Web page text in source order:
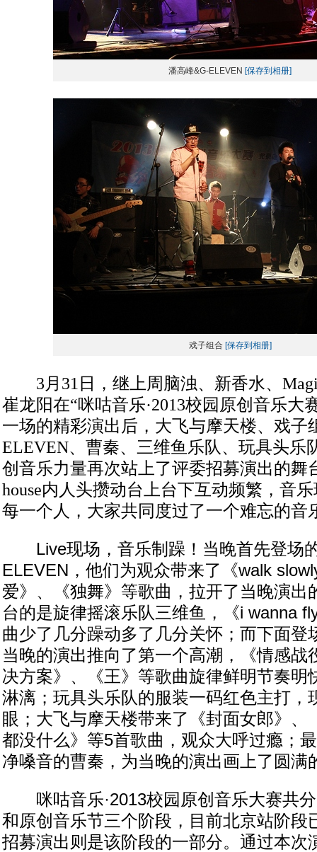
潘高峰&G-ELEVEN [保存到相册]
戏子组合 [保存到相册]
3月31日，继上周脑浊、新香水、
崔龙阳在“咪咕音乐·2013校园原创音乐大
一场的精彩演出后，大飞与摩天楼、戏子
ELEVEN、曹秦、三维鱼乐队、玩具头乐
创音乐力量再次站上了评委招募演出的舞
house内人头攒动台上台下互动频繁，音
每一个人，大家共同度过了一个难忘的音
Live现场，音乐制躁！当晚首先登场
ELEVEN，他们为观众带来了《walk
爱》、《独舞》等歌曲，拉开了当晚演出
台的是旋律摇滚乐队三维鱼，《i wanna
曲少了几分躁动多了几分关怀；而下面登
当晚的演出推向了第一个高潮，《情感战
决方案》、《王》等歌曲旋律鲜明节奏明
淋漓；玩具头乐队的服装一码红色主打，
眼；大飞与摩天楼带来了《封面女郎》、
都没什么》等5首歌曲，观众大呼过瘾；
净嗓音的曹秦，为当晚的演出画上了圆满
咪咕音乐·2013校园原创音乐大赛共分
和原创音乐节三个阶段，目前北京站阶段
招募演出则是该阶段的一部分。通过本次